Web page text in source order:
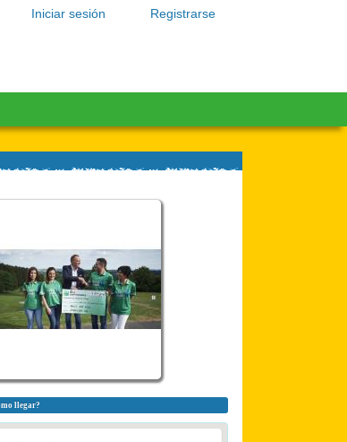
Registrarse
Iniciar sesión
llegar?